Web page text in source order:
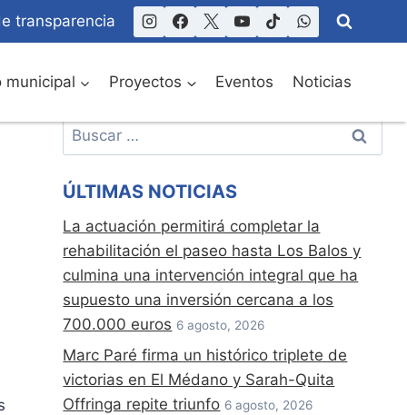
transparencia
municipal Proyectos Eventos Noticias
Buscar:
ÚLTIMAS NOTICIAS
La actuación permitirá completar la
rehabilitación el paseo hasta Los Balos y
culmina una intervención integral que ha
supuesto una inversión cercana a los
700.000 euros 6 agosto, 2026
Marc Paré firma un histórico triplete de
victorias en El Médano y Sarah-Quita
Offringa repite triunfo 6 agosto, 2026